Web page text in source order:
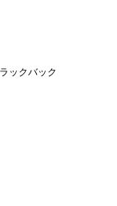
ックバック